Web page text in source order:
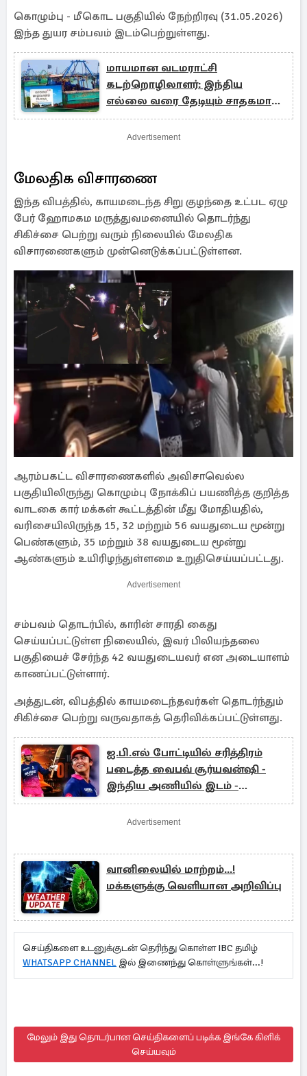
கொழும்பு - மீகொட பகுதியில் நேற்றிரவு (31.05.2026)
இந்த துயர சம்பவம் இடம்பெற்றுள்ளது.
மாயமான வடமராட்சி
கடற்றொழிலாளர்: இந்திய
எல்லை வரை தேடியும் சாதகமான
முடிவுகள் இல்லை
Advertisement
மேலதிக விசாரணை
இந்த விபத்தில், காயமடைந்த சிறு குழந்தை உட்பட ஏழு
பேர் ஹோமகம மருத்துவமனையில் தொடர்ந்து
சிகிச்சை பெற்று வரும் நிலையில் மேலதிக
விசாரணைகளும் முன்னெடுக்கப்பட்டுள்ளன.
ஆரம்பகட்ட விசாரணைகளில் அவிசாவெல்ல
பகுதியிலிருந்து கொழும்பு நோக்கிப் பயணித்த குறித்த
வாடகை கார் மக்கள் கூட்டத்தின் மீது மோதியதில்,
வரிசையிலிருந்த 15, 32 மற்றும் 56 வயதுடைய மூன்று
பெண்களும், 35 மற்றும் 38 வயதுடைய மூன்று
ஆண்களும் உயிரிழந்துள்ளமை உறுதிசெய்யப்பட்டது.
Advertisement
சம்பவம் தொடர்பில், காரின் சாரதி கைது
செய்யப்பட்டுள்ள நிலையில், இவர் பிலியந்தலை
பகுதியைச் சேர்ந்த 42 வயதுடையவர் என அடையாளம்
காணப்பட்டுள்ளார்.
அத்துடன், விபத்தில் காயமடைந்தவர்கள் தொடர்ந்தும்
சிகிச்சை பெற்று வருவதாகத் தெரிவிக்கப்பட்டுள்ளது.
ஐ.பி.எல் போட்டியில் சரித்திரம்
படைத்த வைபவ் சூர்யவன்ஷி -
இந்திய அணியில் இடம் -
பக்கத்தில் முக்கிய புள்ளி
Advertisement
வானிலையில் மாற்றம்...!
மக்களுக்கு வெளியான அறிவிப்பு
செய்திகளை உடனுக்குடன் தெரிந்து கொள்ள IBC தமிழ்
WHATSAPP CHANNEL இல் இணைந்து கொள்ளுங்கள்...!
மேலும் இது தொடர்பான செய்திகளைப் படிக்க இங்கே கிளிக்
செய்யவும்